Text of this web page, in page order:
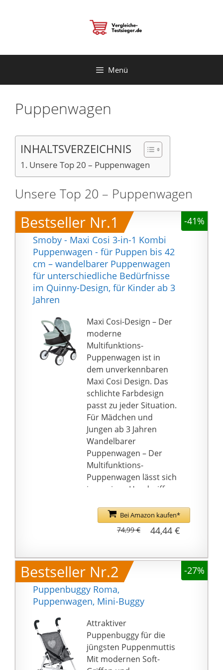
Menü
Puppenwagen
INHALTSVERZEICHNIS
Unsere Top 20 – Puppenwagen
Unsere Top 20 – Puppenwagen
Bestseller Nr.1
-41%
Smoby - Maxi Cosi 3-in-1 Kombi
Puppenwagen - für Puppen bis 42
cm – wandelbarer Puppenwagen
für unterschiedliche Bedürfnisse
im Quinny-Design, für Kinder ab 3
Jahren
Maxi Cosi-Design – Der
moderne
Multifunktions-
Puppenwagen ist in
dem unverkennbaren
Maxi Cosi Design. Das
schlichte Farbdesign
passt zu jeder Situation.
Für Mädchen und
Jungen ab 3 Jahren
Wandelbarer
Puppenwagen – Der
Multifunktions-
Puppenwagen lässt sich
in wenigen Handgriffen
wendiger Buggy und
Puppenwagen
Ausstattung – Der
Sitzbezügen aus
Kunststoffgewebe und
gummierten
Flüsterrädern
ausgestattet, so
können die Puppen
auch durch das
Haus/Wohnung
geschoben werden
Bei Amazon kaufen*
44,44 €
74,99 €
Bestseller Nr.2
-27%
Puppenbuggy Roma,
Puppenwagen, Mini-Buggy
Attraktiver
Puppenbuggy für die
jüngsten Puppenmuttis
Mit modernen Soft-